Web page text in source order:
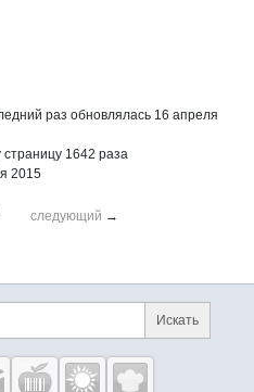
раз обновлялась 16 апреля
страницу 1642 раза
2015
следующий →
Поиск по сайту и
Искать
проекты